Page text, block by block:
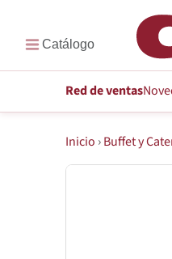
Red de ventas
Inicio ›Buffet y